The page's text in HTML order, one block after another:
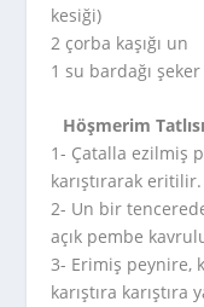
kesiği)
2 çorba kaşığı un
1 su bardağı şeker
Höşmerim Tatlısı
1- Çatalla ezilmiş
karıştırarak eritilir.
2- Un bir
açık pembe
3- Erimiş peynire,
karıştıra karıştıra